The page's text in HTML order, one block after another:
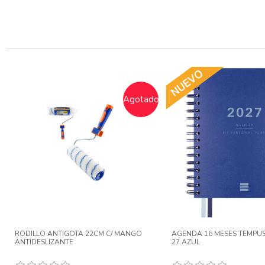
PLUMIER 3 CREMALLERA MINECRAFT
FACE
PORTATODO SILICONA
CM